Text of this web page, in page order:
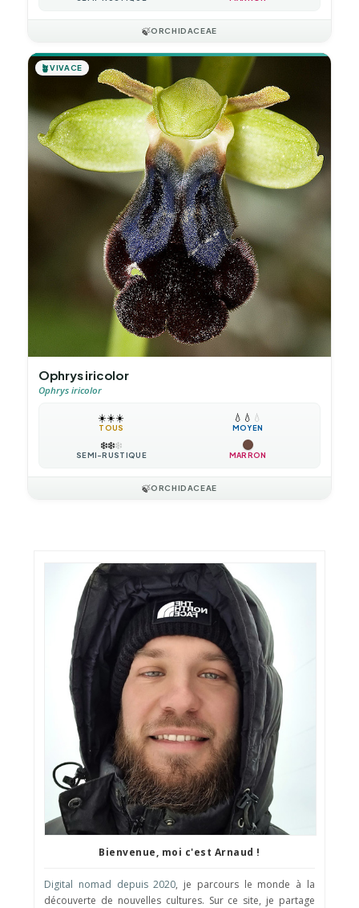
🍃ORCHIDACEAE
🪴VIVACE
Ophrys iricolor
Ophrys iricolor
☀️☀️☀️
TOUS
💧 💧 💧
MOYEN
❄️❄️❄️
SEMI-RUSTIQUE MARRON
🍃ORCHIDACEAE
Bienvenue, moi c'est Arnaud !
Digital nomad depuis 2020, je parcours le monde à la
découverte de nouvelles cultures. Sur ce site, je partage